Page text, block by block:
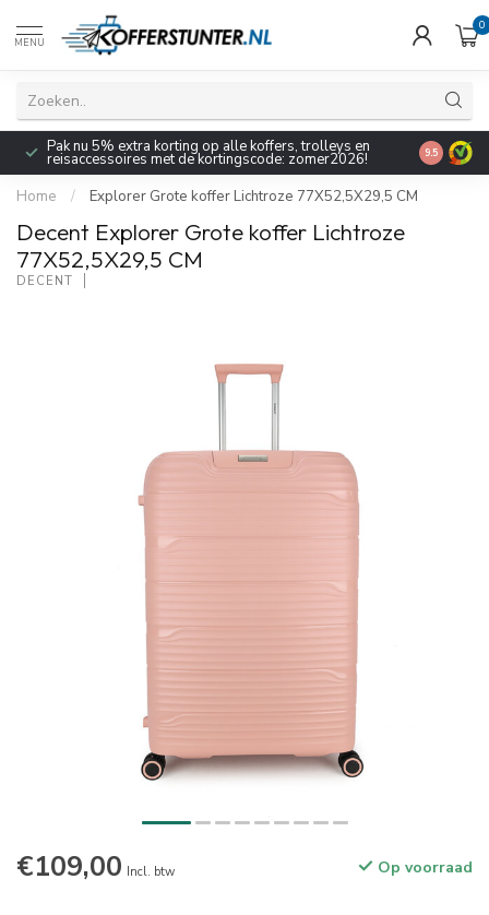
MENU
0
Pak nu 5% extra korting op alle koffers, trolleys en
reisaccessoires met de kortingscode: zomer2026! 9.5
Home / Explorer Grote koffer Lichtroze 77X52,5X29,5 CM
Decent Explorer Grote koffer Lichtroze
77X52,5X29,5 CM
DECENT
€109,00 Incl. btw Op voorraad